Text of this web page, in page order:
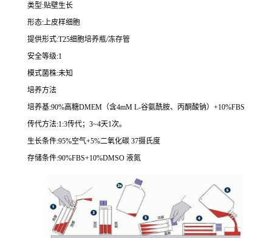
类型:贴壁生长
形态:上皮样细胞
提供形式:T25细胞培养瓶/冻存管
安全等级:1
模式菌株:未知
培养方法
培养基:90%高糖DMEM （含4mM L-谷氨酰胺、丙酮酸钠） +10%FBS
传代方法:1:3传代； 3~4天1次。
生长条件:95%空气+5%二氧化碳 37摄氏度
存储条件:90%FBS+10%DMSO 液氮